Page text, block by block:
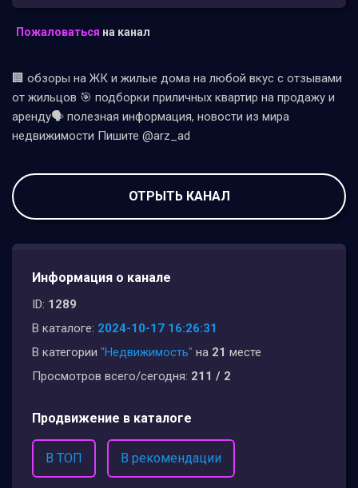
Пожаловаться на канал
🏢 обзоры на ЖК и жилые дома на любой вкус с отзывами
от жильцов 🎯 подборки приличных квартир на продажу и
аренду🗣 полезная информация, новости из мира
недвижимости Пишите @arz_ad
ОТРЫТЬ КАНАЛ
Информация о канале
ID: 1289
В каталоге: 2024-10-17 16:26:31
В категории "Недвижимость" на 21 месте
Просмотров всего/сегодня: 211 / 2
Продвижение в каталоге
В ТОП В рекомендации